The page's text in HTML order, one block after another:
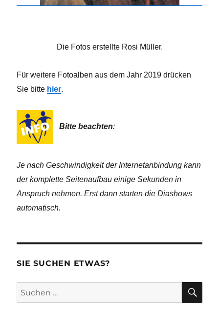
Die Fotos erstellte Rosi Müller.
Für weitere Fotoalben aus dem Jahr 2019 drücken
Sie bitte hier.
Bitte beachten:
Je nach Geschwindigkeit der Internetanbindung kann
der komplette Seitenaufbau einige Sekunden in
Anspruch nehmen. Erst dann starten die Diashows
automatisch.
SIE SUCHEN ETWAS?
Suchen
nach: